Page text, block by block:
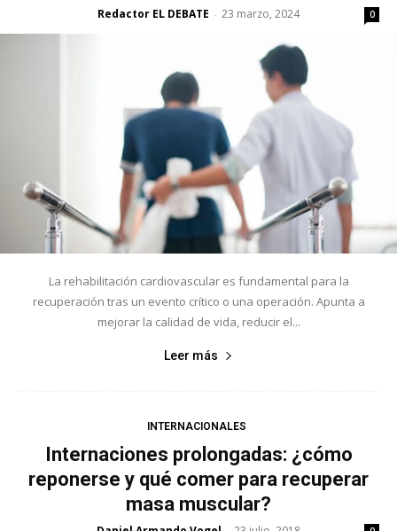
Redactor EL DEBATE - 23 marzo, 2024 0
La rehabilitación cardiovascular es fundamental para la
recuperación tras un evento crítico o una operación. Apunta a
mejorar la calidad de vida, reducir el...
Leer más
INTERNACIONALES
Internaciones prolongadas: ¿cómo
reponerse y qué comer para recuperar
masa muscular?